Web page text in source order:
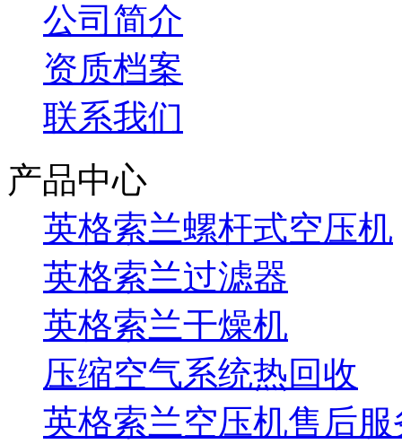
公司简介
资质档案
联系我们
产品中心
英格索兰螺杆式空压机
英格索兰过滤器
英格索兰干燥机
压缩空气系统热回收
英格索兰空压机售后服